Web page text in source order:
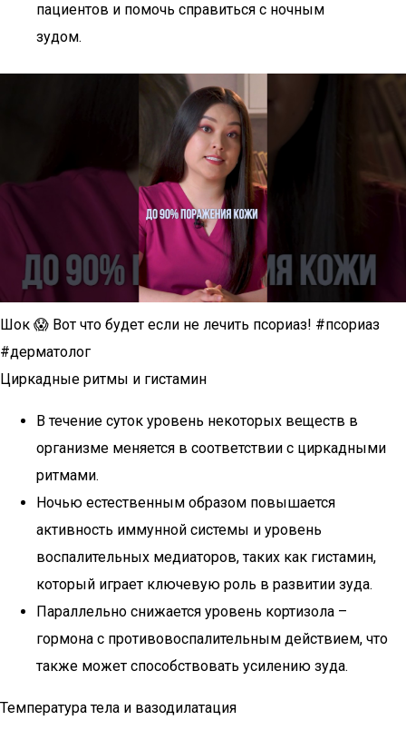
пациентов и помочь справиться с ночным
зудом.
Шок 😱 Вот что будет если не лечить псориаз! #псориаз
#дерматолог
Циркадные ритмы и гистамин
В течение суток уровень некоторых веществ в
организме меняется в соответствии с циркадными
ритмами.
Ночью естественным образом повышается
активность иммунной системы и уровень
воспалительных медиаторов, таких как гистамин,
который играет ключевую роль в развитии зуда.
Параллельно снижается уровень кортизола –
гормона с противовоспалительным действием, что
также может способствовать усилению зуда.
Температура тела и вазодилатация